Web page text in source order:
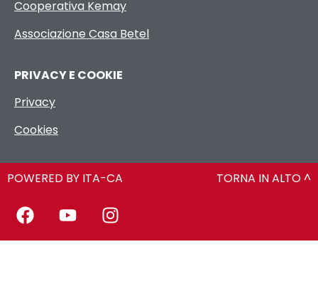
Cooperativa Kemay
Associazione Casa Betel
PRIVACY E COOKIE
Privacy
Cookies
POWERED BY ITA-CA TORNA IN ALTO ^